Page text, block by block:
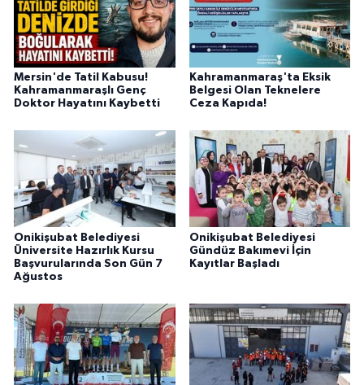
Mersin'de Tatil Kabusu!
Kahramanmaraşlı Genç
Doktor Hayatını Kaybetti
Kahramanmaraş'ta Eksik
Belgesi Olan Teknelere
Ceza Kapıda!
Onikişubat Belediyesi
Üniversite Hazırlık Kursu
Başvurularında Son Gün 7
Ağustos
Onikişubat Belediyesi
Gündüz Bakımevi İçin
Kayıtlar Başladı